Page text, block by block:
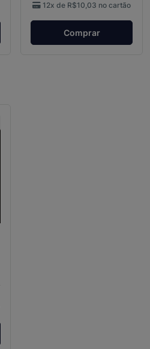
12x de R$10,03 no cartão
Comprar